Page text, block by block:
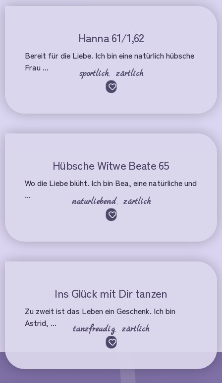
Hanna 61/1,62
Bereit für die Liebe. Ich bin eine natürlich hübsche
Frau ...
sportlich, zärtlich
Hübsche Witwe Beate 65
Wo die Liebe blüht. Ich bin Bea, eine natürliche und
...
naturliebend, zärtlich
Ins Glück mit Dir tanzen
Zu zweit ist das Leben ein Geschenk. Ich bin
Astrid, ...
tanzfreudig, zärtlich